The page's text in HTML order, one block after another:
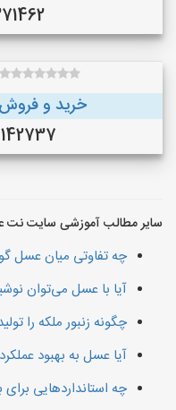
خرید و
سایر مطالب آموزشی سایت
چه تفاوتی میان عسل
آیا با عسل می‌توان
چگونه زنبور ملکه را
آیا عسل به بهبود
چه استانداردهایی